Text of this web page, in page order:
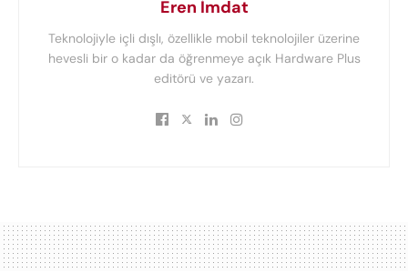
Eren İmdat
Teknolojiyle içli dışlı, özellikle mobil teknolojiler üzerine
hevesli bir o kadar da öğrenmeye açık Hardware Plus
editörü ve yazarı.